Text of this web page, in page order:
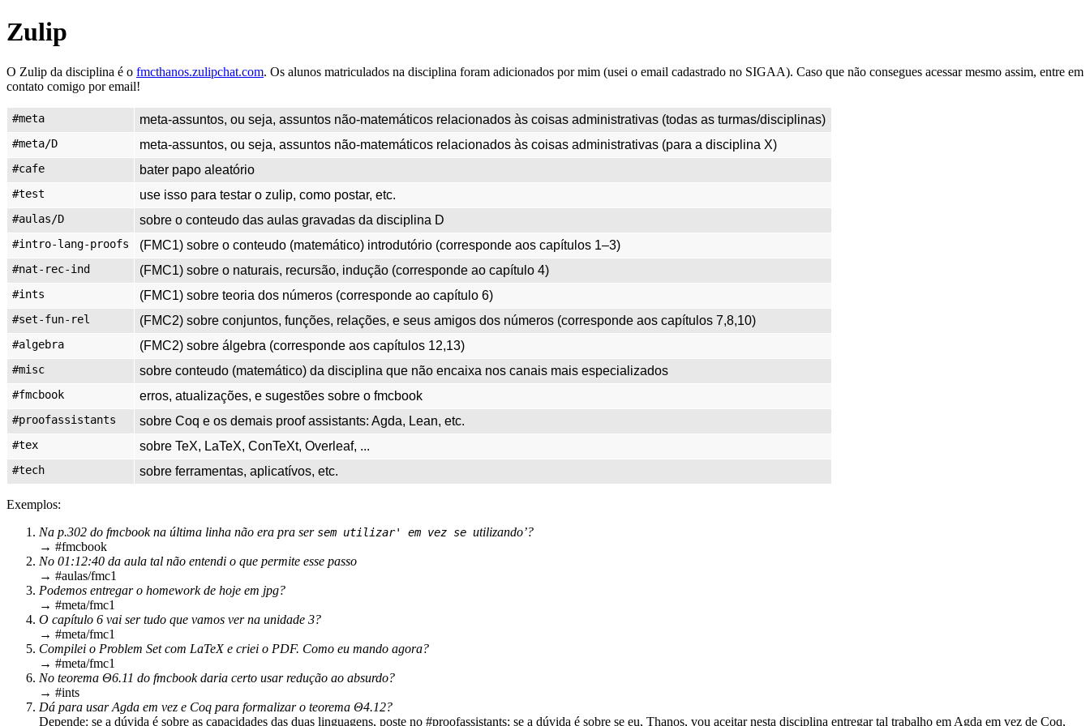
Zulip
O Zulip da disciplina é o fmcthanos.zulipchat.com. Os alunos matriculados na disciplina foram adicionados por mim (usei o email cadastrado no SIGAA). Caso que não consegues acessar mesmo assim, entre em
contato comigo por email!
#meta meta-assuntos, ou seja, assuntos não-matemáticos relacionados às coisas administrativas (todas as turmas/disciplinas)
#meta/D meta-assuntos, ou seja, assuntos não-matemáticos relacionados às coisas administrativas (para a disciplina X)
#cafe bater papo aleatório
#test use isso para testar o zulip, como postar, etc.
#aulas/D sobre o conteudo das aulas gravadas da disciplina D
#intro-lang-proofs (FMC1) sobre o conteudo (matemático) introdutório (corresponde aos capítulos 1–3)
#nat-rec-ind (FMC1) sobre o naturais, recursão, indução (corresponde ao capítulo 4)
#ints (FMC1) sobre teoria dos números (corresponde ao capítulo 6)
#set-fun-rel (FMC2) sobre conjuntos, funções, relações, e seus amigos dos números (corresponde aos capítulos 7,8,10)
#algebra (FMC2) sobre álgebra (corresponde aos capítulos 12,13)
#misc sobre conteudo (matemático) da disciplina que não encaixa nos canais mais especializados
#fmcbook erros, atualizações, e sugestões sobre o fmcbook
#proofassistants sobre Coq e os demais proof assistants: Agda, Lean, etc.
#tex sobre TeX, LaTeX, ConTeXt, Overleaf, ...
#tech sobre ferramentas, aplicatívos, etc.
Exemplos:
Na p.302 do fmcbook na última linha não era pra ser sem utilizar' em vez se utilizando’?
→ #fmcbook
No 01:12:40 da aula tal não entendi o que permite esse passo
→ #aulas/fmc1
Podemos entregar o homework de hoje em jpg?
→ #meta/fmc1
O capítulo 6 vai ser tudo que vamos ver na unidade 3?
→ #meta/fmc1
Compilei o Problem Set com LaTeX e criei o PDF. Como eu mando agora?
→ #meta/fmc1
No teorema Θ6.11 do fmcbook daria certo usar redução ao absurdo?
→ #ints
Dá para usar Agda em vez e Coq para formalizar o teorema Θ4.12?
Depende: se a dúvida é sobre as capacidades das duas linguagens, poste no #proofassistants; se a dúvida é sobre se eu, Thanos, vou aceitar nesta disciplina entregar tal trabalho em Agda em vez de Coq,